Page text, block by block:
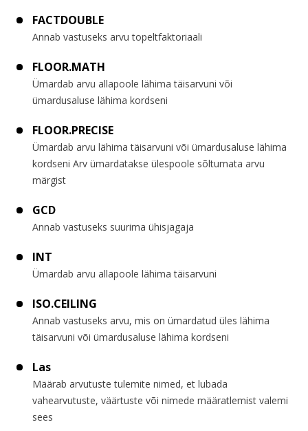
FACTDOUBLE
Annab vastuseks arvu topeltfaktoriaali
FLOOR.MATH
Ümardab arvu allapoole lähima täisarvuni või
ümardusaluse lähima kordseni
FLOOR.PRECISE
Ümardab arvu lähima täisarvuni või ümardusaluse lähima
kordseni Arv ümardatakse ülespoole sõltumata arvu
märgist
GCD
Annab vastuseks suurima ühisjagaja
INT
Ümardab arvu allapoole lähima täisarvuni
ISO.CEILING
Annab vastuseks arvu, mis on ümardatud üles lähima
täisarvuni või ümardusaluse lähima kordseni
Las
Määrab arvutuste tulemite nimed, et lubada
vahearvutuste, väärtuste või nimede määratlemist valemi
sees